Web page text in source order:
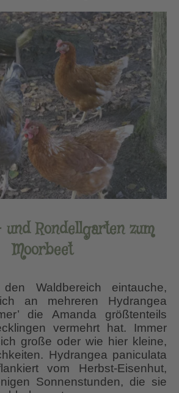
und Rondellgartenzum
Moorbeet
Waldbereich eintauche,
an mehreren Hydrangea
die Amanda größtenteils
vermehrt hat. Immer
große oder wie hier kleine,
Hydrangea paniculata
vom Herbst-Eisenhut,
Sonnenstunden, die sie